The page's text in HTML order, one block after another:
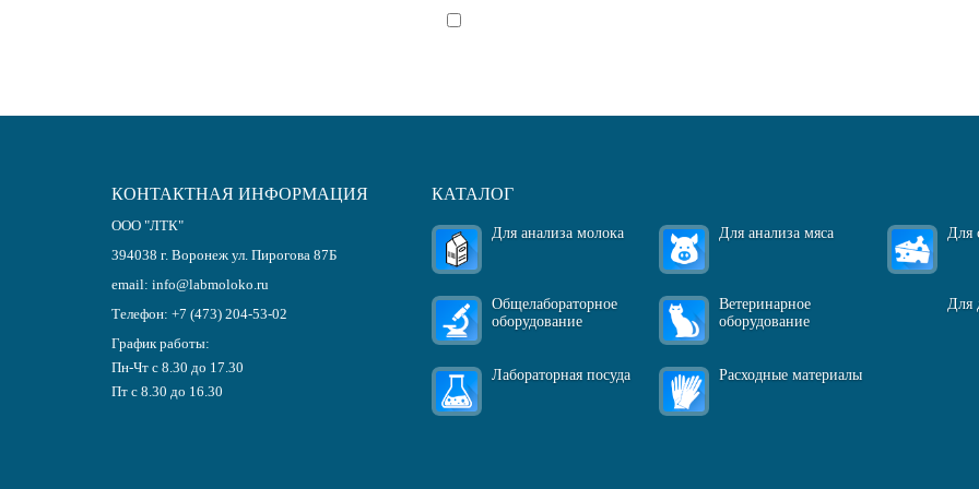
КОНТАКТНАЯ ИНФОРМАЦИЯ
ООО "ЛТК"
394038 г. Воронеж ул. Пирогова 87Б
email: info@labmoloko.ru
Телефон: +7 (473) 204-53-02
График работы:
Пн-Чт с 8.30 до 17.30
Пт с 8.30 до 16.30
КАТАЛОГ
Для анализа молока Для анализа мяса Для
Общелабораторное
оборудование
Ветеринарное
оборудование
Для
Лабораторная посуда Расходные материалы